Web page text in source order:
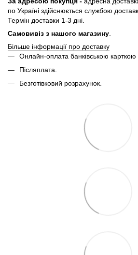
по Україні здійснюється службою
Термін доставки 1-3 дні.
Самовивіз з нашого магазину
Більше інформації про доставку
Онлайн-оплата банківською карткою
Післяплата.
Безготівковий розрахунок.